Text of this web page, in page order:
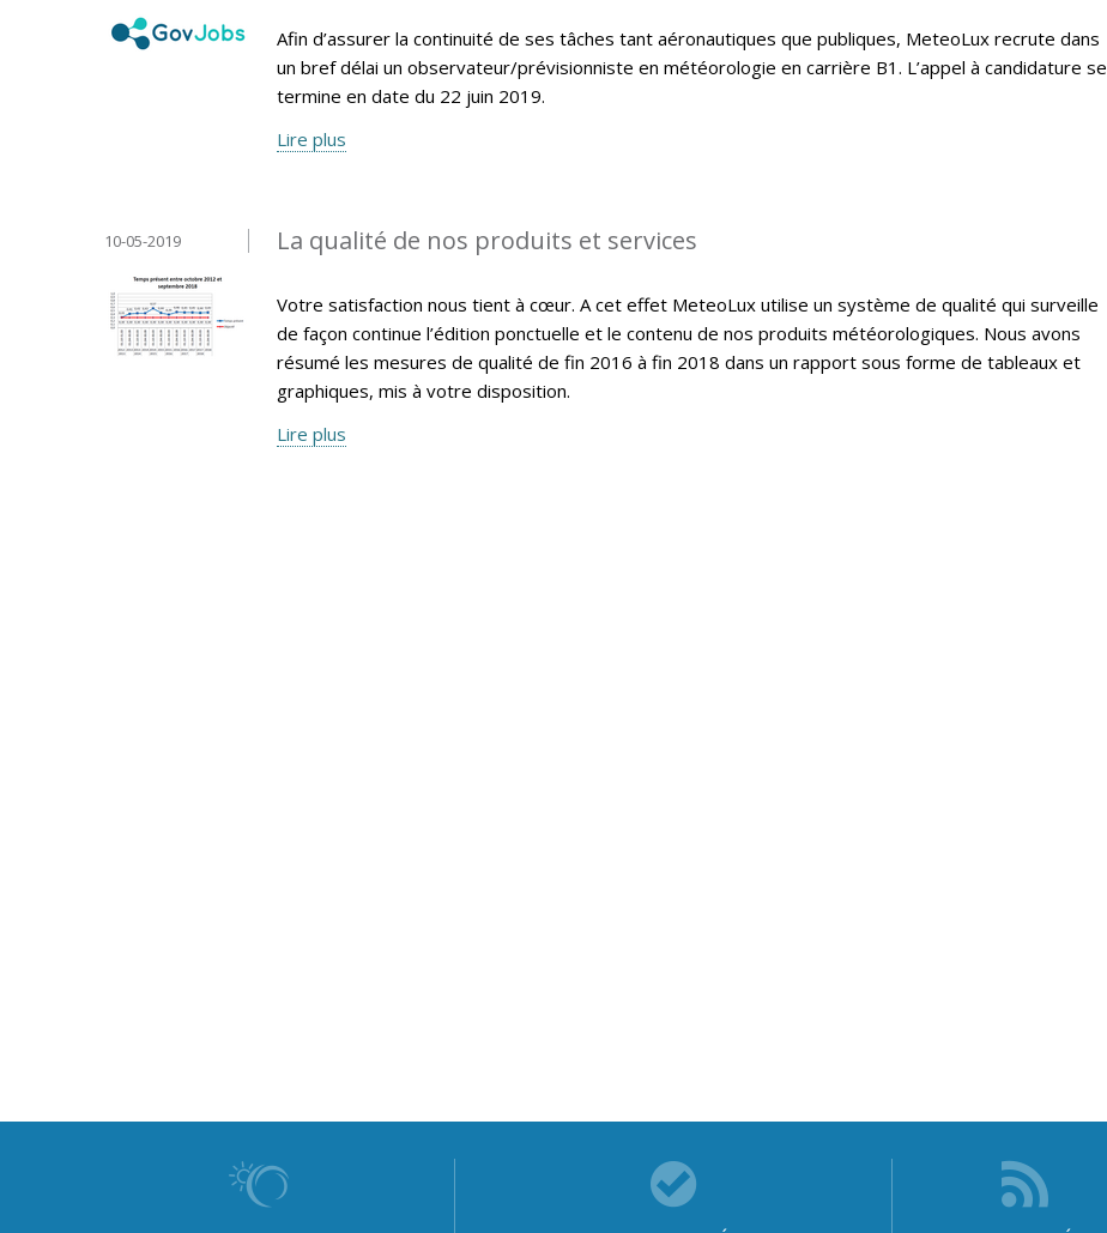
Afin d’assurer la continuité de ses tâches tant aéronautiques que publiques, MeteoLux recrute dans
un bref délai un observateur/prévisionniste en météorologie en carrière B1. L’appel à candidature se
termine en date du 22 juin 2019.
Lire plus
La qualité de nos produits et services
10-05-2019
Votre satisfaction nous tient à cœur. A cet effet MeteoLux utilise un système de qualité qui surveille
de façon continue l’édition ponctuelle et le contenu de nos produits météorologiques. Nous avons
résumé les mesures de qualité de fin 2016 à fin 2018 dans un rapport sous forme de tableaux et
graphiques, mis à votre disposition.
Lire plus